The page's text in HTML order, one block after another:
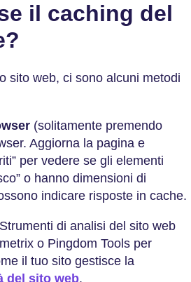
il caching del
sito web, ci sono alcuni metodi
(solitamente premendo
Aggiorna la pagina e
per vedere se gli elementi
o hanno dimensioni di
indicare risposte in cache.
Strumenti di analisi del sito web
o Pingdom Tools per
il tuo sito gestisce la
del sito web.